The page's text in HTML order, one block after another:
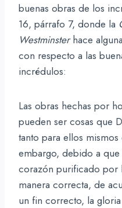
buenas obras de los
16, párrafo 7, donde la
Westminsterhace
con respecto a las
incrédulos:
Las obras hechas por
pueden ser cosas que
tanto para ellos
embargo, debido a
corazón purificado por
manera correcta, de
un fin correcto, la